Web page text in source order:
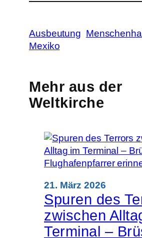
Ausbeutung
Mexiko
Mehr aus der
Weltkirche
21. März 2026
Spuren des
zwischen
Terminal –